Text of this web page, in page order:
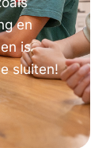
en
is
sluiten!